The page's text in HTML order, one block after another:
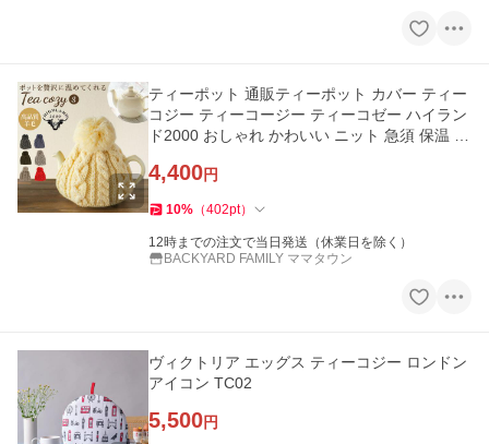
ティーポット 通販ティーポット カバー ティー
コジー ティーコージー ティーコゼー ハイラン
ド2000 おしゃれ かわいい ニット 急須 保温 テ
4,400円
10% （402pt）
12時までの注文で当日発送（休業日を除く）
BACKYARD FAMILY ママタウン
ヴィクトリア エッグス ティーコジー ロンドン
アイコン TC02
5,500円